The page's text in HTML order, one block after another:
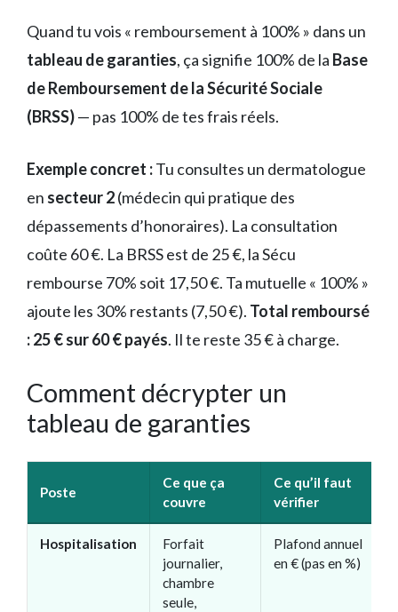
Quand tu vois « remboursement à 100% » dans un
tableau de garanties, ça signifie 100% de la Base
de Remboursement de la Sécurité Sociale
(BRSS)— pas 100% de tes frais réels.
Exemple concret :Tu consultes un dermatologue
en secteur 2(médecin qui pratique des
dépassements d’honoraires). La consultation
coûte 60 €. La BRSS est de 25 €, la Sécu
rembourse 70% soit 17,50 €. Ta mutuelle « 100% »
ajoute les 30% restants (7,50 €). Total remboursé
: 25 € sur 60 € payés. Il te reste 35 € à charge.
Comment décrypter un
tableau de garanties
Poste
Ce que ça
couvre
Ce qu’il faut
vérifier
Hospitalisation
Forfait
journalier,
chambre
seule,
Plafond annuel
en € (pas en %)